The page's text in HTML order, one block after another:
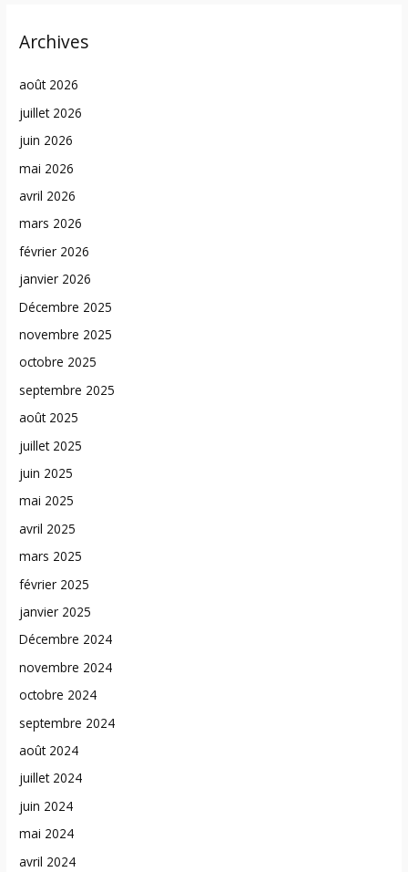
Archives
août 2026
juillet 2026
juin 2026
mai 2026
avril 2026
mars 2026
février 2026
janvier 2026
Décembre 2025
novembre 2025
octobre 2025
septembre 2025
août 2025
juillet 2025
juin 2025
mai 2025
avril 2025
mars 2025
février 2025
janvier 2025
Décembre 2024
novembre 2024
octobre 2024
septembre 2024
août 2024
juillet 2024
juin 2024
mai 2024
avril 2024